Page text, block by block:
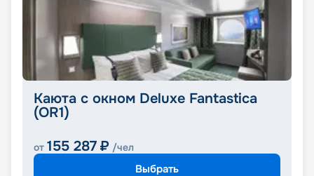
Каюта с окном Deluxe Fantastica
(OR1)
от 155 287 ₽ /чел
Выбрать